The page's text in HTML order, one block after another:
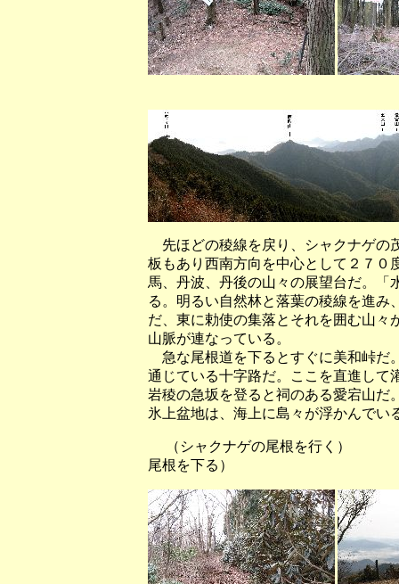
先ほどの稜線を戻り、シャクナゲの
板もあり西南方向を中心として２７０
馬、丹波、丹後の山々の展望台だ。「
る。明るい自然林と落葉の稜線を進
だ、東に勅使の集落とそれを囲む山々
山脈が連なっている。
急な尾根道を下るとすぐに美和峠だ
通じている十字路だ。ここを直進して
岩稜の急坂を登ると祠のある愛宕山だ
氷上盆地は、海上に島々が浮かんでい
（シャクナゲの尾根を
尾根を下る）